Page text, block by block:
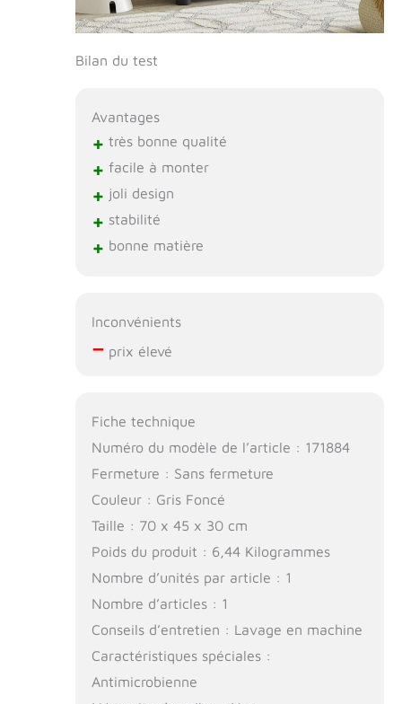
Bilan du test
Avantages
+ très bonne qualité
+ facile à monter
+ joli design
+ stabilité
+ bonne matière
Inconvénients
–prix élevé
Fiche technique
Numéro du modèle de l’article : 171884
Fermeture : Sans fermeture
Couleur : Gris Foncé
Taille : 70 x 45 x 30 cm
Poids du produit : 6,44 Kilogrammes
Nombre d’unités par article : 1
Nombre d’articles : 1
Conseils d’entretien : Lavage en machine
Caractéristiques spéciales :
Antimicrobienne